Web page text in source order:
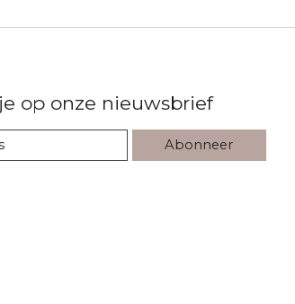
op onze nieuwsbrief
Abonneer